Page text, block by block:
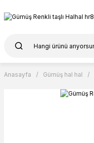
Anasayfa Gümüş hal hal